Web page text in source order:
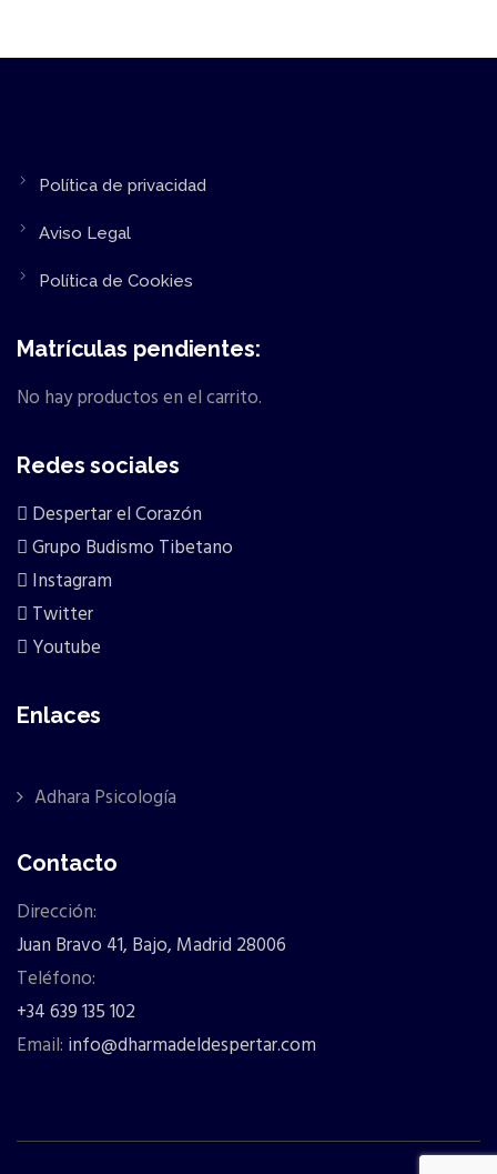
Política de privacidad
Aviso Legal
Política de Cookies
Matrículas pendientes:
No hay productos en el carrito.
Redes sociales
Despertar el Corazón
Grupo Budismo Tibetano
Instagram
Twitter
Youtube
Enlaces
Adhara Psicología
Contacto
Dirección:
Juan Bravo 41, Bajo, Madrid 28006
Teléfono:
+34 639 135 102
Email: info@dharmadeldespertar.com